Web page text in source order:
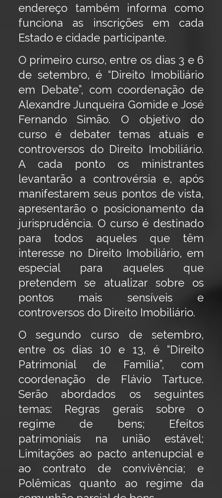
endereço também informa como
funciona as inscrições em cada
Estado e cidade participante.
O primeiro curso, entre os dias 3 e 6
de setembro, é “Direito Imobiliário
em Debate”, com coordenação de
Alexandre Junqueira Gomide e José
Fernando Simão. O objetivo do
curso é debater temas atuais e
controversos do Direito Imobiliário.
A cada ponto os ministrantes
levantarão a controvérsia e, após
manifestarem seus pontos de vista,
apresentarão o posicionamento da
jurisprudência. O curso é destinado
para todos aqueles que têm
interesse no Direito Imobiliário, em
especial para aqueles que
pretendem se atualizar sobre os
pontos mais sensíveis e
controversos do Direito Imobiliário.
O segundo curso de setembro,
entre os dias 10 e 13, é “Direito
Patrimonial de Família”, com
coordenação de Flávio Tartuce.
Serão abordados os seguintes
temas: Regras gerais sobre o
regime de bens; Efeitos
patrimoniais na união estável;
Limitações ao pacto antenupcial e
ao contrato de convivência; e
Polêmicas quanto ao regime da